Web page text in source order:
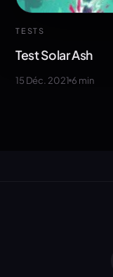
TESTS
Test Solar Ash
15 Déc. 2021 6 min